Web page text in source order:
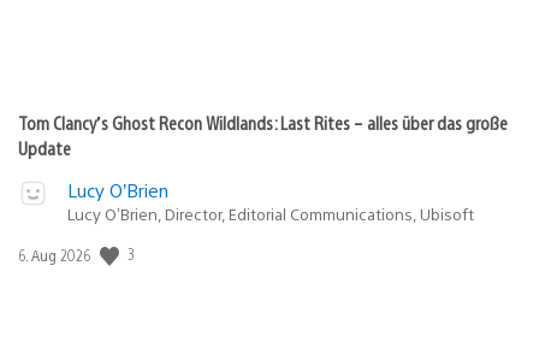
Tom Clancy’s Ghost Recon Wildlands: Last Rites – alles über das große
Update
Lucy O’Brien
Lucy O’Brien, Director, Editorial Communications, Ubisoft
Veröffentlichungsdatum:
6. Aug 2026 3